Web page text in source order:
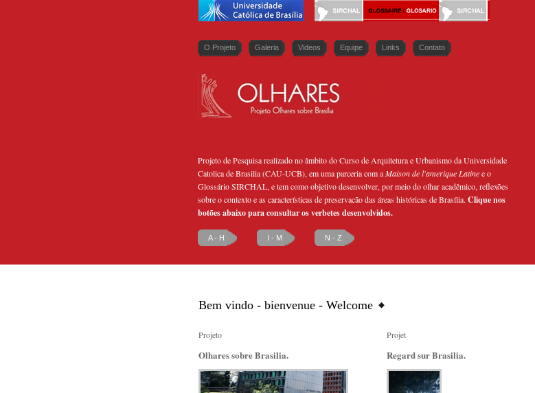
O Projeto Galeria Videos Equipe Links Contato
Projeto de Pesquisa realizado no âmbito do Curso de Arquitetura e Urbanismo da Universidade
Catolica de Brasilia (CAU-UCB), em uma parceria com aMaison de l'amerique Latinee o
Glossário SIRCHAL, e tem como objetivo desenvolver, por meio do olhar acadêmico, reflexões
sobre o contexto e as características de preservacão das áreas históricas de Brasília. Clique nos
botões abaixo para consultar os verbetes desenvolvidos.
A - H I - M N - Z
Bem vindo - bienvenue - Welcome
Projeto
Olhares sobre Brasilia.
Projet
Regard sur Brasilia.